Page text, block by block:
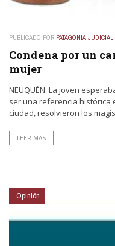
PUBLICADO POR PATAGONIA JUDICIAL
Condena por un
mujer
NEUQUÉN. La joven
ser una referencia histórica
ciudad, resolvieron los
LEER MAS
Opinión